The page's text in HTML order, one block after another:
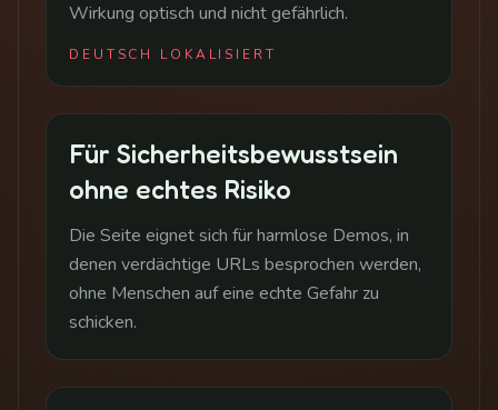
Wirkung optisch und nicht gefährlich.
DEUTSCH LOKALISIERT
Für Sicherheitsbewusstsein
ohne echtes Risiko
Die Seite eignet sich für harmlose Demos, in
denen verdächtige URLs besprochen werden,
ohne Menschen auf eine echte Gefahr zu
schicken.